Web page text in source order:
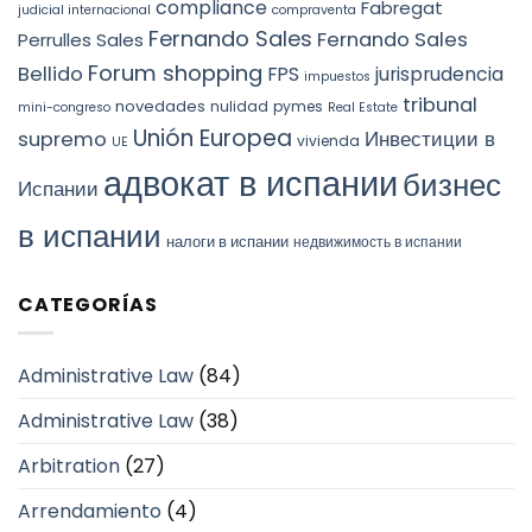
judicial internacional compliance compraventa Fabregat
Perrulles Sales Fernando Sales Fernando Sales
Bellido Forum shopping FPS impuestos jurisprudencia
mini-congreso novedades nulidad pymes Real Estate tribunal
supremo UE Unión Europea vivienda Инвестиции в
Испании адвокат в испаниибизнес
в испании налоги в испании недвижимость в испании
CATEGORÍAS
Administrative Law (84)
Administrative Law (38)
Arbitration (27)
Arrendamiento (4)